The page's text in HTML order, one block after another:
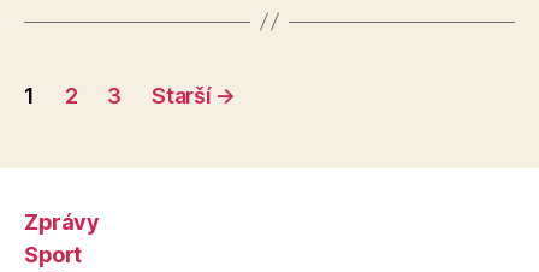
Stránkování
1 2 3 Starší →
Zprávy
Sport